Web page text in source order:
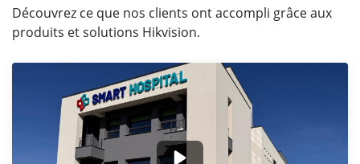
Découvrez ce que nos clients ont accompli grâce aux
produits et solutions Hikvision.